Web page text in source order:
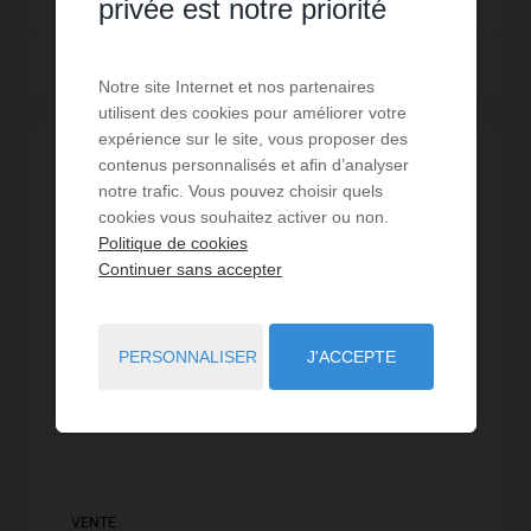
VISITE VIRTUELLE
VENTE
privée est notre priorité
Notre site Internet et nos partenaires
utilisent des cookies pour améliorer votre
expérience sur le site, vous proposer des
contenus personnalisés et afin d’analyser
notre trafic. Vous pouvez choisir quels
cookies vous souhaitez activer ou non.
Politique de cookies
Continuer sans accepter
PERSONNALISER J'ACCEPTE